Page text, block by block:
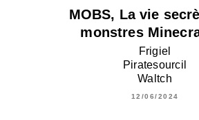
MOBS, La vie
monstres
Frigiel
Piratesourcil
Waltch
12/06/2024